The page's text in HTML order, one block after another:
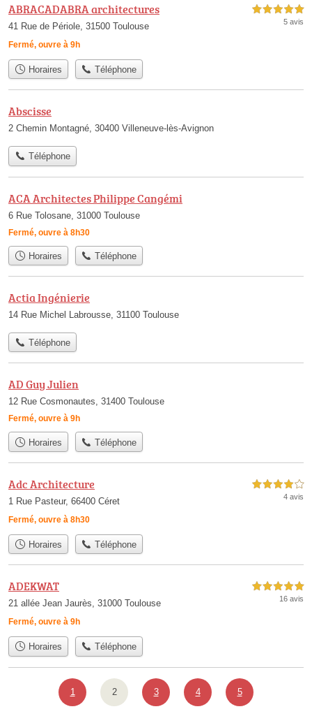
ABRACADABRA architectures
41 Rue de Périole, 31500 Toulouse
Fermé, ouvre à 9h
5,0 étoiles sur 5
5 avis
Horaires Téléphone
Abscisse
2 Chemin Montagné, 30400 Villeneuve-lès-Avignon
Téléphone
ACA Architectes Philippe Cangémi
6 Rue Tolosane, 31000 Toulouse
Fermé, ouvre à 8h30
Horaires Téléphone
Actia Ingénierie
14 Rue Michel Labrousse, 31100 Toulouse
Téléphone
AD Guy Julien
12 Rue Cosmonautes, 31400 Toulouse
Fermé, ouvre à 9h
Horaires Téléphone
Adc Architecture
1 Rue Pasteur, 66400 Céret
Fermé, ouvre à 8h30
4,0 étoiles sur 5
4 avis
Horaires Téléphone
ADEKWAT
21 allée Jean Jaurès, 31000 Toulouse
Fermé, ouvre à 9h
5,0 étoiles sur 5
16 avis
Horaires Téléphone
1 2 3 4 5